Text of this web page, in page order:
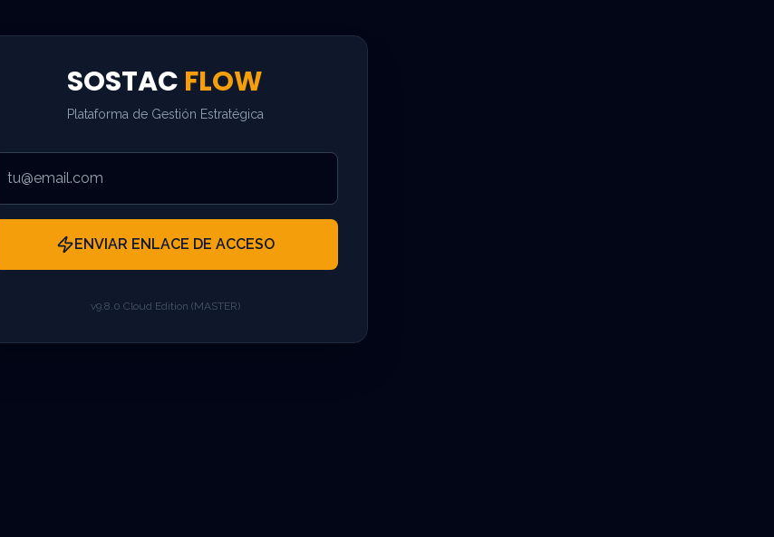
SOSTAC FLOW
Plataforma de Gestión Estratégica
ENVIAR ENLACE DE ACCESO
v9.8.0 Cloud Edition (MASTER)